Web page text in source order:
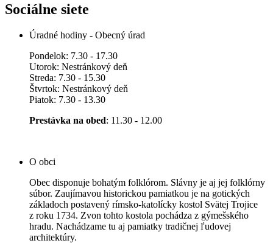
Sociálne siete
Úradné hodiny - Obecný úrad
Pondelok: 7.30 - 17.30
Utorok: Nestránkový deň
Streda: 7.30 - 15.30
Štvrtok: Nestránkový deň
Piatok: 7.30 - 13.30
Prestávka na obed: 11.30 - 12.00
O obci
Obec disponuje bohatým folklórom. Slávny je aj jej folklórny
súbor. Zaujímavou historickou pamiatkou je na gotických
základoch postavený rímsko-katolícky kostol Svätej Trojice
z roku 1734. Zvon tohto kostola pochádza z gýmešského
hradu. Nachádzame tu aj pamiatky tradičnej ľudovej
architektúry.